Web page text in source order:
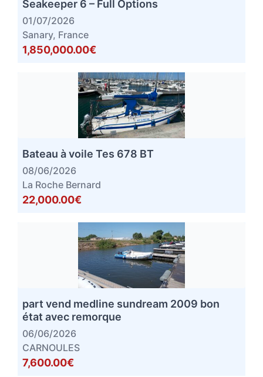
Seakeeper 6 – Full Options
01/07/2026
Sanary, France
1,850,000.00€
Bateau à voile Tes 678 BT
08/06/2026
La Roche Bernard
22,000.00€
part vend medline sundream 2009 bon
état avec remorque
06/06/2026
CARNOULES
7,600.00€